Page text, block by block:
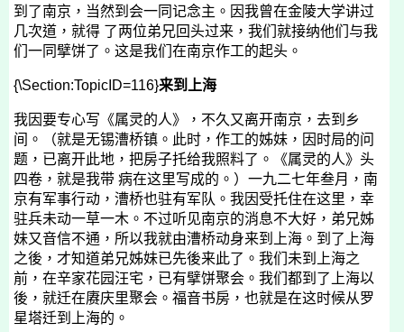
到了南京，当然到会一同记念主。因我曾在金陵大学讲过
几次道，就得 了两位弟兄回头过来，我们就接纳他们与我
们一同擘饼了。这是我们在南京作工的起头。
{\Section:TopicID=116}来到上海
我因要专心写《属灵的人》，不久又离开南京，去到乡
间。（就是无锡漕桥镇。此时，作工的姊妹，因时局的问
题，已离开此地，把房子托给我照料了。《属灵的人》头
四卷，就是我带 病在这里写成的。）一九二七年叁月，南
京有军事行动，漕桥也驻有军队。我因受托住在这里，幸
驻兵未动一草一木。不过听见南京的消息不大好，弟兄姊
妹又音信不通，所以我就由漕桥动身来到上海。到了上海
之後，才知道弟兄姊妹已先後来此了。我们未到上海之
前，在辛家花园汪宅，已有擘饼聚会。我们都到了上海以
後，就迁在赓庆里聚会。福音书房，也就是在这时候从罗
星塔迁到上海的。